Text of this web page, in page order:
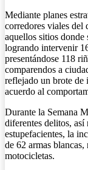
Mediante planes
corredores viales del
aquellos sitios donde
logrando intervenir
presentándose 118
comparendos a
reflejado un brote de
acuerdo al
Durante la Semana
diferentes delitos, así
estupefacientes, la
de 62 armas
motocicletas.